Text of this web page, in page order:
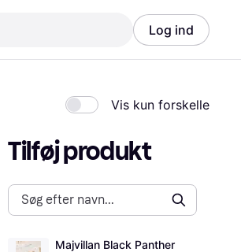
Log ind
Vis kun forskelle
Tilføj produkt
Majvillan Black Panther